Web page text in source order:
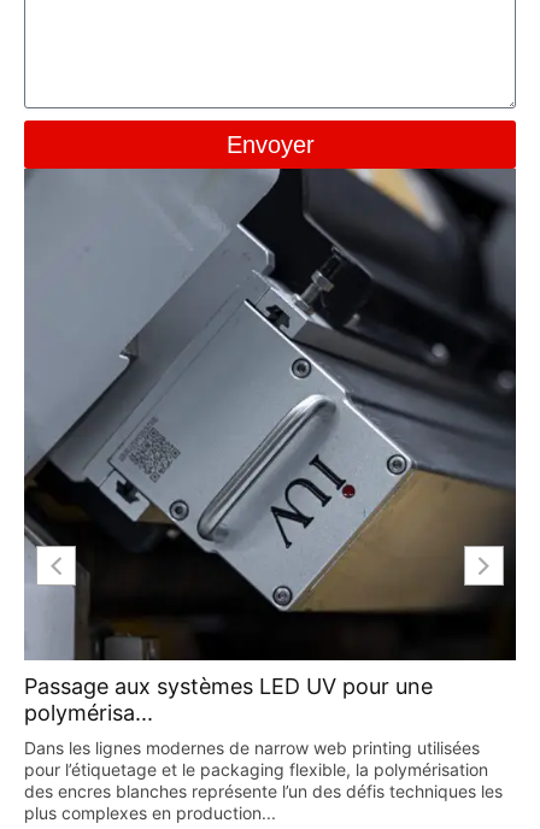
Envoyer
Passage aux systèmes LED UV pour une
polymérisa...
Dans les lignes modernes de narrow web printing utilisées
pour l’étiquetage et le packaging flexible, la polymérisation
des encres blanches représente l’un des défis techniques les
plus complexes en production...